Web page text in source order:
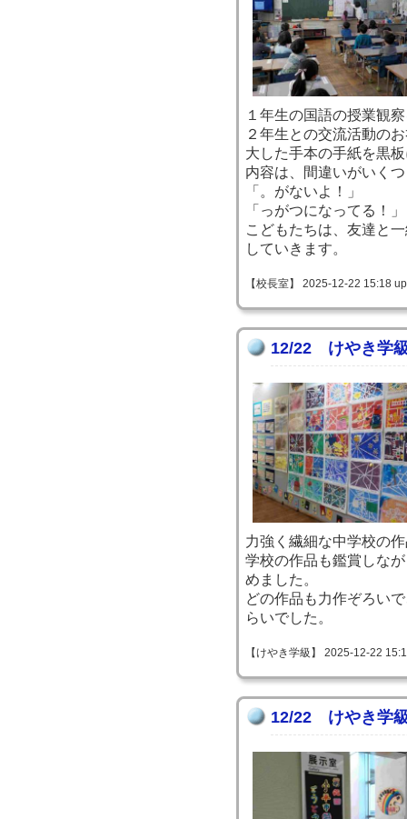
１年生の国語の授業観
２年生との交流活動の
大した手本の手紙を黒
内容は、間違いがいく
「。がないよ！」
「っがつになってる！」
こどもたちは、友達と
していきます。
【校長室】 2025-12-22 15:18
12/22 けやき学
力強く繊細な中学校の
学校の作品も鑑賞しな
めました。
どの作品も力作ぞろい
らいでした。
【けやき学級】 2025-12-22
12/22 けやき学